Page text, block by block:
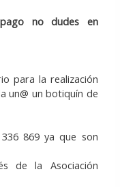
no dudes en
para la realización
un@ un botiquín de
869 ya que son
de la Asociación